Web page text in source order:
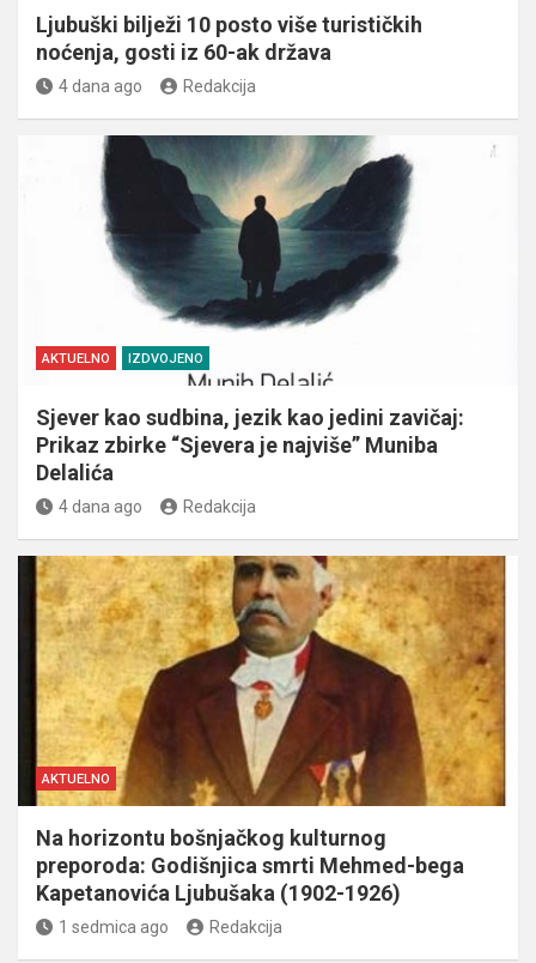
Ljubuški bilježi 10 posto više turističkih
noćenja, gosti iz 60-ak država
4 dana ago Redakcija
AKTUELNO IZDVOJENO
Sjever kao sudbina, jezik kao jedini zavičaj:
Prikaz zbirke “Sjevera je najviše” Muniba
Delalića
4 dana ago Redakcija
AKTUELNO
Na horizontu bošnjačkog kulturnog
preporoda: Godišnjica smrti Mehmed-bega
Kapetanovića Ljubušaka (1902-1926)
1 sedmica ago Redakcija